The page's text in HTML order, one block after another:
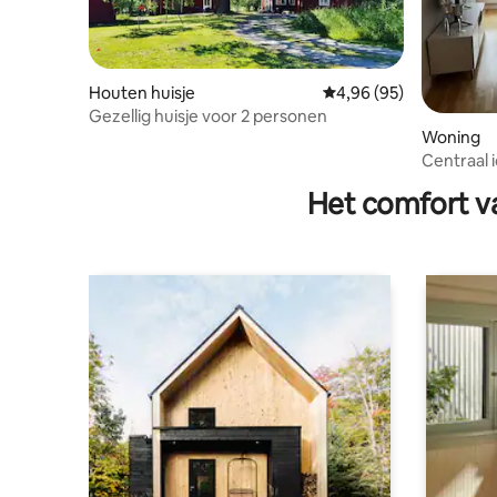
Houten huisje Gemiddelde
4,96 (95)
Gezellig huisje voor 2 personen
Woning
Centraal
Het comfort